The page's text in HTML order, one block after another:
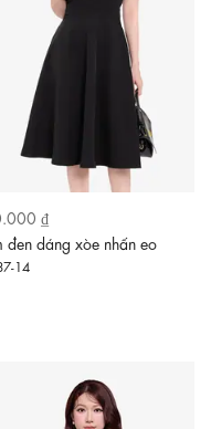
₫
đen dáng xòe nhấn eo
14